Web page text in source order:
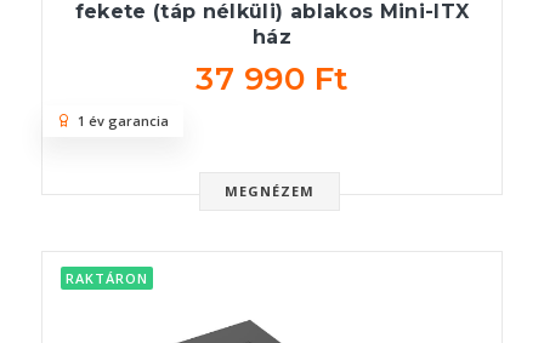
fekete (táp nélküli) ablakos Mini-ITX
ház
37 990 Ft
MEGNÉZEM
1 év garancia
RAKTÁRON